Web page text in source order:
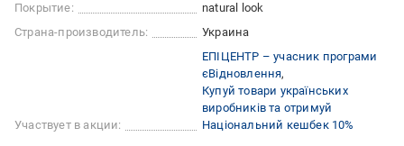
Покрытие:
natural look
Страна-производитель:
Украина
Участвует в акции:
ЕПІЦЕНТР – учасник програми
єВідновлення
Купуй товари українських
виробників та отримуй
Національний кешбек 10%